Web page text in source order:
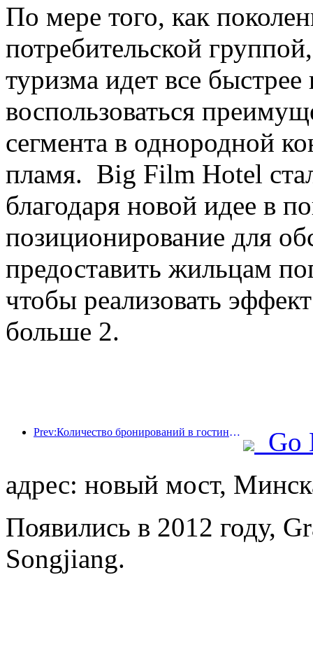
По мере того, как
потребительской
туризма идет все
воспользоваться
сегмента в однородной
пламя. Big Film Hotel
благодаря новой идее в
позиционирование для
предоставить жильцам
чтобы реализовать
больше 2.
Prev:Количество бронирований в гостиницах выросло в три раза
Go
адрес: новый мост,
Появились в 2012 году,
Songjiang.